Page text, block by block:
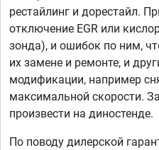
рестайлинг и дорестайл.
отключение EGR или
зонда), и ошибок по ним,
их замене и ремонте, и
модификации, например
максимальной скорости.
произвести на диностенде.
По поводу дилерской